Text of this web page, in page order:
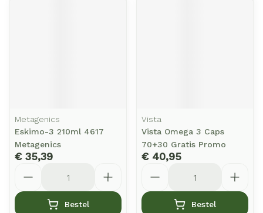
Metagenics
Eskimo-3 210ml 4617
Metagenics
€ 35,39
Bestel
Vista
Vista Omega 3 Caps
70+30 Gratis Promo
€ 40,95
Bestel